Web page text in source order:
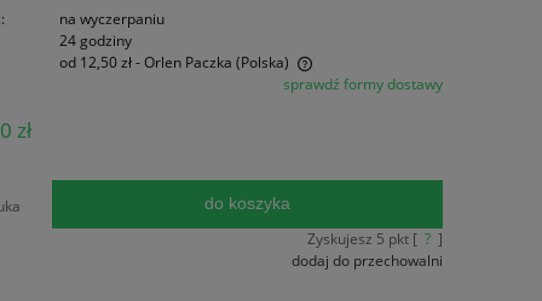
na wyczerpaniu
24 godziny
od 12,50 zł- Orlen Paczka (Polska)
sprawdź formy dostawy
zł
do koszyka
Zyskujesz 5 pkt [ ? ]
dodaj do przechowalni